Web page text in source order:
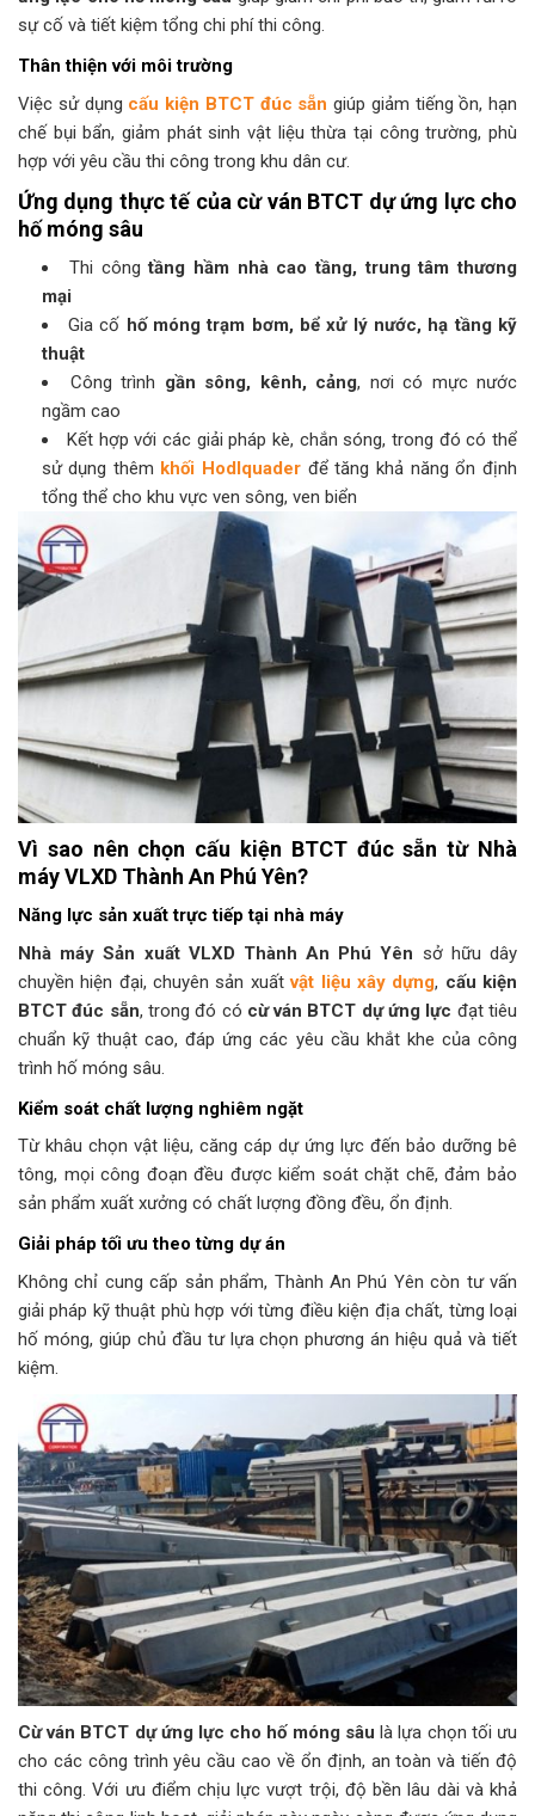
sự cố và tiết kiệm tổng chi phí thi công.
Thân thiện với môi trường
Việc sử dụng cấu kiện BTCT đúc sẵn giúp giảm tiếng ồn, hạn
chế bụi bẩn, giảm phát sinh vật liệu thừa tại công trường, phù
hợp với yêu cầu thi công trong khu dân cư.
Ứng dụng thực tế của cừ ván BTCT dự ứng lực cho
hố móng sâu
Thi côngtầng hầm nhà cao tầng, trung tâm thương
mại
Gia cố hố móng trạm bơm, bể xử lý nước, hạ tầng kỹ
thuật
Công trình gần sông, kênh, cảng, nơi có mực nước
ngầm cao
Kết hợp với các giải pháp kè, chắn sóng, trong đó có thể
sử dụng thêm khối Hodlquader để tăng khả năng ổn định
tổng thể cho khu vực ven sông, ven biển
Vì sao nên chọn cấu kiện BTCT đúc sẵn từ Nhà
máy VLXD Thành An Phú Yên?
Năng lực sản xuất trực tiếp tại nhà máy
Nhà máy Sản xuất VLXD Thành An Phú Yên sở hữu dây
chuyền hiện đại, chuyên sản xuấtvật liệu xây dựng, cấu kiện
BTCT đúc sẵn, trong đó có cừ ván BTCT dự ứng lực đạt tiêu
chuẩn kỹ thuật cao, đáp ứng các yêu cầu khắt khe của công
trình hố móng sâu.
Kiểm soát chất lượng nghiêm ngặt
Từ khâu chọn vật liệu, căng cáp dự ứng lực đến bảo dưỡng bê
tông, mọi công đoạn đều được kiểm soát chặt chẽ, đảm bảo
sản phẩm xuất xưởng có chất lượng đồng đều, ổn định.
Giải pháp tối ưu theo từng dự án
Không chỉ cung cấp sản phẩm, Thành An Phú Yên còn tư vấn
giải pháp kỹ thuật phù hợp với từng điều kiện địa chất, từng loại
hố móng, giúp chủ đầu tư lựa chọn phương án hiệu quả và tiết
kiệm.
Cừ ván BTCT dự ứng lực cho hố móng sâu là lựa chọn tối ưu
cho các công trình yêu cầu cao về ổn định, an toàn và tiến độ
thi công. Với ưu điểm chịu lực vượt trội, độ bền lâu dài và khả